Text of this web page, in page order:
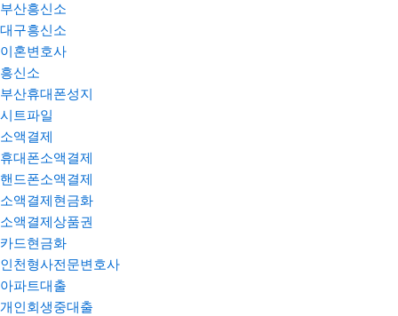
부산흥신소
대구흥신소
이혼변호사
흥신소
부산휴대폰성지
시트파일
소액결제
휴대폰소액결제
핸드폰소액결제
소액결제현금화
소액결제상품권
카드현금화
인천형사전문변호사
아파트대출
개인회생중대출